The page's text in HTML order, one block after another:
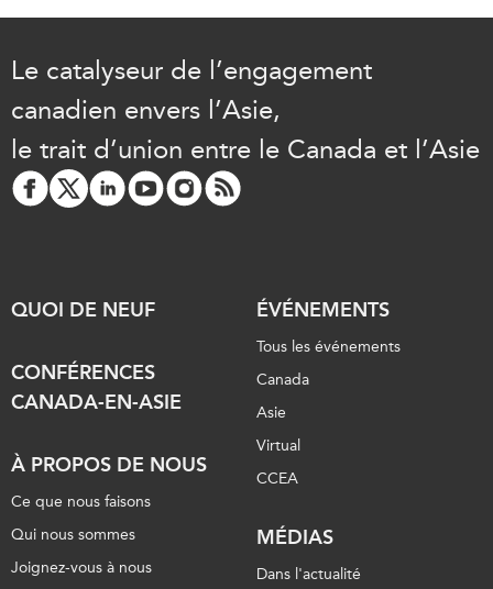
Attachés supérieurs de
ABLAC
PECC
CSCAP
Le catalyseur de l’engagement
canadien envers l’Asie,
le trait d’union entre le Canada et l’Asie
QUOI DE NEUF
CONFÉRENCES
CANADA-EN-ASIE
À PROPOS DE NOUS
Ce que nous faisons
Qui nous sommes
Joignez-vous à nous
ÉVÉNEMENTS
Tous les événements
Canada
Asie
Virtual
CCEA
MÉDIAS
Dans l'actualité